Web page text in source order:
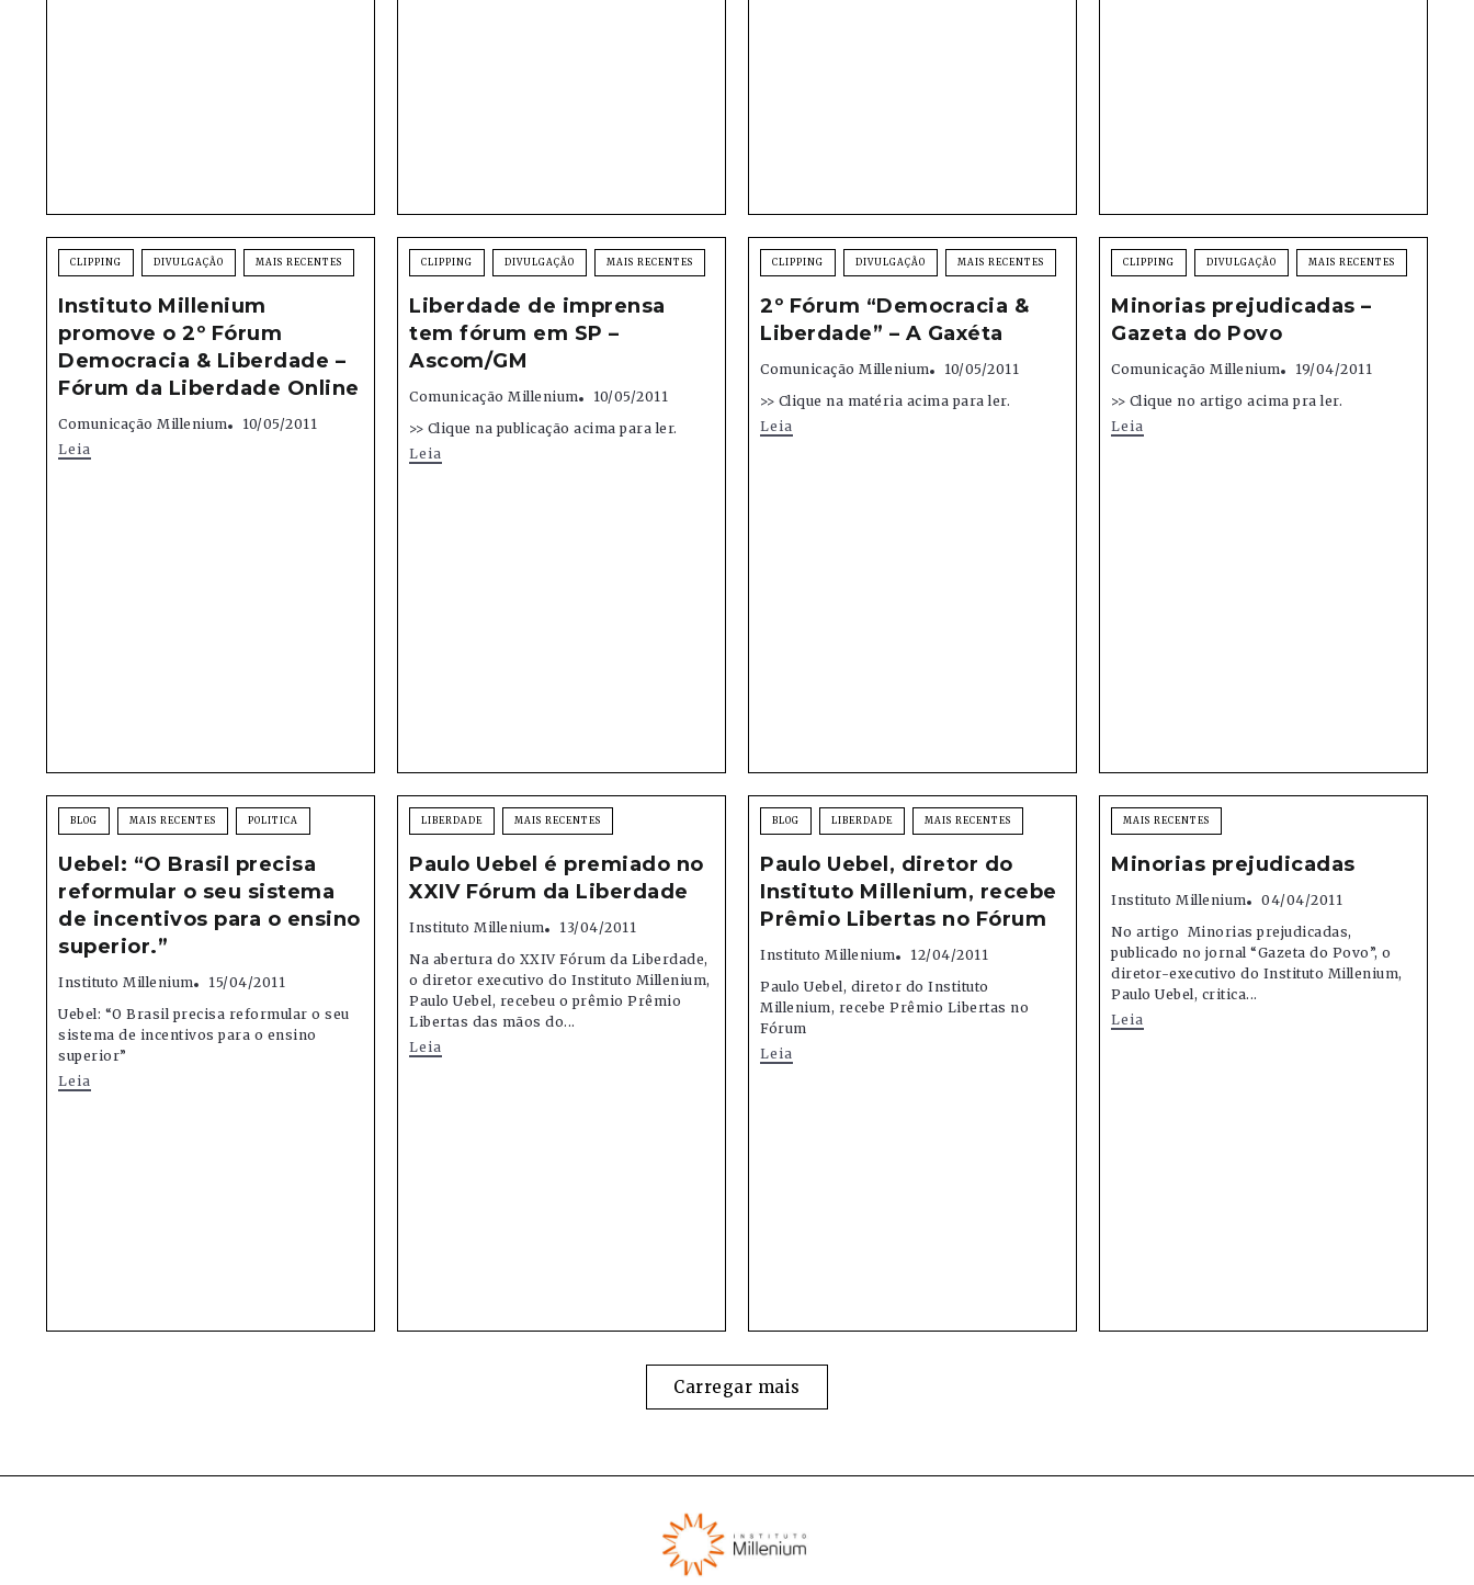
CLIPPING DIVULGAÇÃO MAIS RECENTES
Instituto Millenium
promove o 2º Fórum
Democracia & Liberdade –
Fórum da Liberdade Online
Comunicação Millenium
10/05/2011
Leia
CLIPPING DIVULGAÇÃO MAIS RECENTES
Liberdade de imprensa
tem fórum em SP –
Ascom/GM
Comunicação Millenium
10/05/2011
>> Clique na publicação acima para ler.
Leia
CLIPPING DIVULGAÇÃO MAIS RECENTES
2º Fórum “Democracia &
Liberdade” – A Gaxéta
Comunicação Millenium
10/05/2011
>> Clique na matéria acima para ler.
Leia
CLIPPING DIVULGAÇÃO MAIS RECENTES
Minorias prejudicadas –
Gazeta do Povo
Comunicação Millenium
19/04/2011
>> Clique no artigo acima pra ler.
Leia
BLOG MAIS RECENTES POLITICA
Uebel: “O Brasil precisa
reformular o seu sistema
de incentivos para o ensino
superior.”
Instituto Millenium
15/04/2011
Uebel: “O Brasil precisa reformular o seu
sistema de incentivos para o ensino
superior”
Leia
LIBERDADE MAIS RECENTES
Paulo Uebel é premiado no
XXIV Fórum da Liberdade
Instituto Millenium
13/04/2011
Na abertura do XXIV Fórum da Liberdade,
o diretor executivo do Instituto Millenium,
Paulo Uebel, recebeu o prêmio Prêmio
Libertas das mãos do...
Leia
BLOG LIBERDADE MAIS RECENTES
Paulo Uebel, diretor do
Instituto Millenium, recebe
Prêmio Libertas no Fórum
Instituto Millenium
12/04/2011
Paulo Uebel, diretor do Instituto
Millenium, recebe Prêmio Libertas no
Fórum
Leia
MAIS RECENTES
Minorias prejudicadas
Instituto Millenium
04/04/2011
No artigo Minorias prejudicadas,
publicado no jornal “Gazeta do Povo”, o
diretor-executivo do Instituto Millenium,
Paulo Uebel, critica...
Leia
Carregar mais